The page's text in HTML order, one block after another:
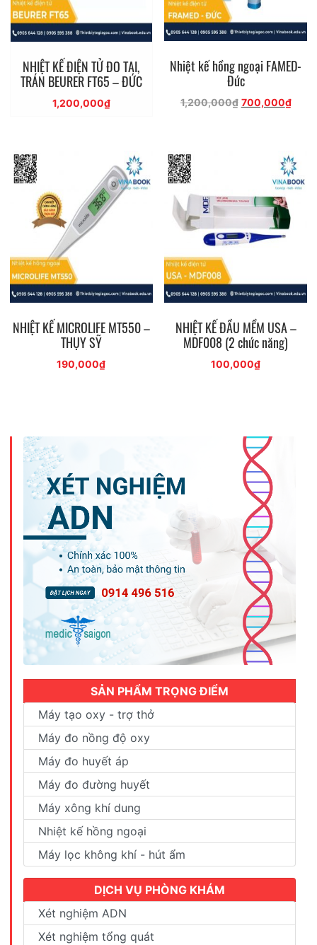
NHIỆT KẾ ĐIỆN TỬ ĐO TAI,
TRÁN BEURER FT65 – ĐỨC
1,200,000₫
Nhiệt kế hồng ngoại FAMED-
Đức
1,200,000₫ Giá
700,000₫Giá
NHIỆT KẾ MICROLIFE MT550 –
THỤY SỸ
190,000₫
NHIỆT KẾ ĐẦU MỀM USA –
MDF008 (2 chức năng)
100,000₫
SẢN PHẨM TRỌNG ĐIỂM
Máy tạo oxy - trợ thở
Máy đo nồng độ oxy
Máy đo huyết áp
Máy đo đường huyết
Máy xông khí dung
Nhiệt kế hồng ngoại
Máy lọc không khí - hút ẩm
DỊCH VỤ PHÒNG KHÁM
Xét nghiệm ADN
Xét nghiệm tổng quát